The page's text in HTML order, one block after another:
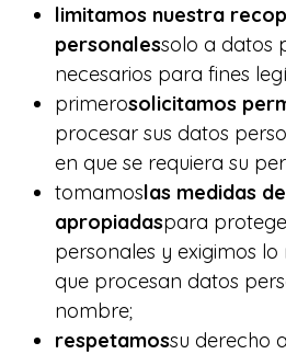
limitamos nuestra
personalessolo a datos
necesarios para fines
primerosolicitamos
procesar sus datos
en que se requiera su
tomamoslas medidas
apropiadaspara
personales y exigimos
que procesan datos
nombre;
respetamossu derecho